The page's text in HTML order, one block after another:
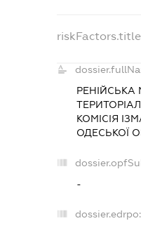
riskFactors.title
РЕНІЙСЬКА
КОМІСІЯ
ОДЕСЬКОЇ
-
dossier.edrpo: